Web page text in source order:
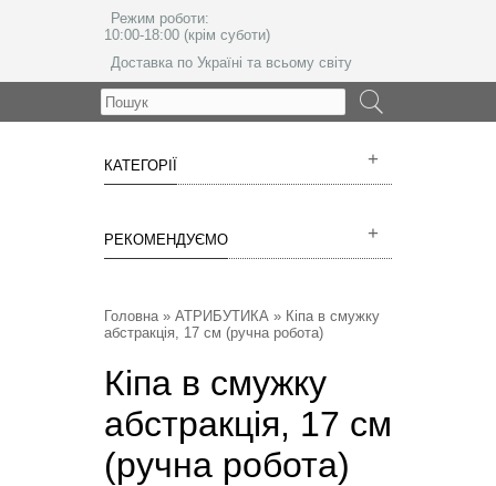
Режим роботи:
10:00-18:00 (крім суботи)
Доставка по Україні та всьому світу
КАТЕГОРІЇ
РЕКОМЕНДУЄМО
Головна» АТРИБУТИКА » Кіпа в смужку
абстракція, 17 см (ручна робота)
Кіпа в смужку
абстракція, 17 см
(ручна робота)